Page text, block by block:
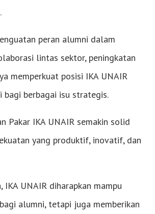
peran alumni dalam
lintas sektor, peningkatan
memperkuat posisi IKA UNAIR
bagi berbagai isu strategis.
Pakar IKA UNAIR semakin solid
yang produktif, inovatif, dan
UNAIR diharapkan mampu
alumni, tetapi juga memberikan